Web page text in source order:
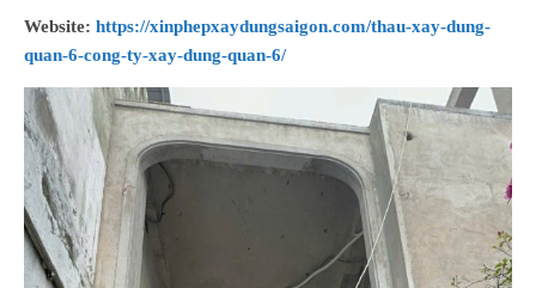
Website: https://xinphepxaydungsaigon.com/thau-xay-dung-
quan-6-cong-ty-xay-dung-quan-6/